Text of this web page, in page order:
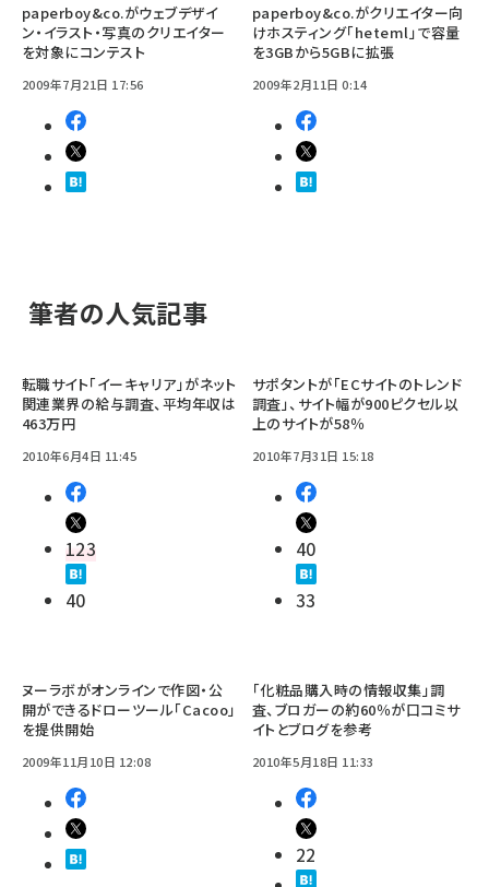
paperboy&co.がウェブデザイ
ン・イラスト・写真のクリエイター
を対象にコンテスト
2009年7月21日 17:56
paperboy&co.がクリエイター向
けホスティング「heteml」で容量
を3GBから5GBに拡張
2009年2月11日 0:14
筆者の人気記事
転職サイト「イーキャリア」がネット
関連業界の給与調査、平均年収は
463万円
2010年6月4日 11:45
123
40
サポタントが「ECサイトのトレンド
調査」、サイト幅が900ピクセル以
上のサイトが58％
2010年7月31日 15:18
40
33
ヌーラボがオンラインで作図・公
開ができるドローツール「Cacoo」
を提供開始
2009年11月10日 12:08
「化粧品購入時の情報収集」調
査、ブロガーの約60％が口コミサ
イトとブログを参考
2010年5月18日 11:33
22